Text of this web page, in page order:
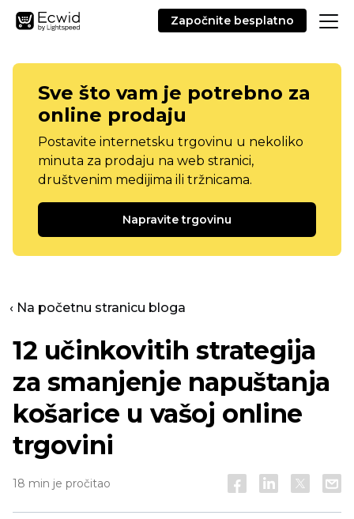
Započnite besplatno
Sve što vam je potrebno za
online prodaju
Postavite internetsku trgovinu u nekoliko
minuta za prodaju na web stranici,
društvenim medijima ili tržnicama.
Napravite trgovinu
‹ Na početnu stranicu bloga
12 učinkovitih strategija
za smanjenje napuštanja
košarice u vašoj online
trgovini
18 min je pročitao